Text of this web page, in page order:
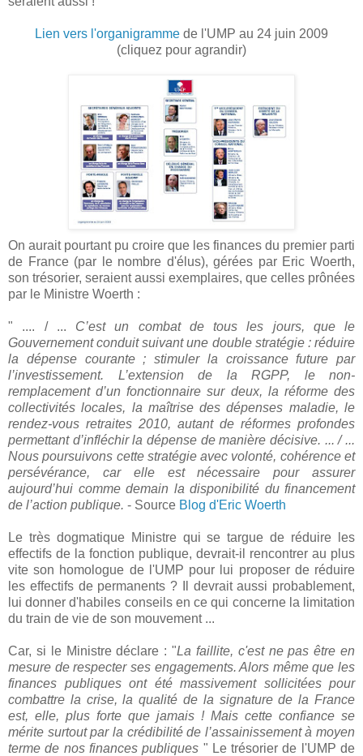
Lien vers l'organigramme de l'UMP au 24 juin 2009
(cliquez pour agrandir)
On aurait pourtant pu croire que les finances du premier parti
de France (par le nombre d'élus), gérées par Eric Woerth,
son trésorier, seraient aussi exemplaires, que celles prônées
par le Ministre Woerth :
" .... / ... C’est un combat de tous les jours, que le
Gouvernement conduit suivant une double stratégie : réduire
la dépense courante ; stimuler la croissance future par
l’investissement. L’extension de la RGPP, le non-
remplacement d’un fonctionnaire sur deux, la réforme des
collectivités locales, la maîtrise des dépenses maladie, le
rendez-vous retraites 2010, autant de réformes profondes
permettant d’infléchir la dépense de manière décisive. ... / ...
Nous poursuivons cette stratégie avec volonté, cohérence et
persévérance, car elle est nécessaire pour assurer
aujourd’hui comme demain la disponibilité du financement
de l’action publique. - Source Blog d'Eric Woerth
Le très dogmatique Ministre qui se targue de réduire les
effectifs de la fonction publique, devrait-il rencontrer au plus
vite son homologue de l'UMP pour lui proposer de réduire
les effectifs de permanents ? Il devrait aussi probablement,
lui donner d'habiles conseils en ce qui concerne la limitation
du train de vie de son mouvement ...
Car, si le Ministre déclare : "La faillite, c'est ne pas être en
mesure de respecter ses engagements. Alors même que les
finances publiques ont été massivement sollicitées pour
combattre la crise, la qualité de la signature de la France
est, elle, plus forte que jamais ! Mais cette confiance se
mérite surtout par la crédibilité de l’assainissement à moyen
terme de nos finances publiques " Le trésorier de l'UMP de